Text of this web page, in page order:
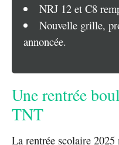
NRJ 12 et C8
Nouvelle grille,
annoncée.
Une rentrée
TNT
La rentrée scolaire 2025